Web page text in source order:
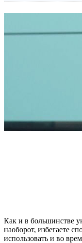
Как и в большинстве
наоборот, избегаете
использовать и во